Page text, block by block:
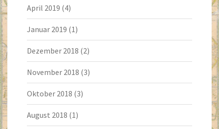
April 2019 (4)
Januar 2019 (1)
Dezember 2018 (2)
November 2018 (3)
Oktober 2018 (3)
August 2018 (1)